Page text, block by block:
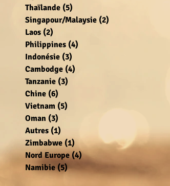
Thaïlande (5)
Singapour/Malaysie (2)
Laos (2)
Philippines (4)
Indonésie (3)
Cambodge (4)
Tanzanie (3)
Chine (6)
Vietnam (5)
Oman (3)
Autres (1)
Zimbabwe (1) 1 post
Nord Europe (4)4 posts
Namibie (5)5 posts